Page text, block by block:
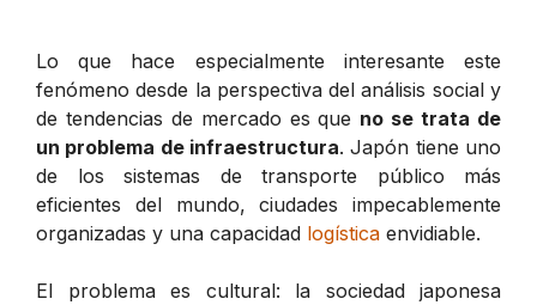
Lo que hace especialmente interesante este
fenómeno desde la perspectiva del análisis social y
de tendencias de mercado es que no se trata de
un problema de infraestructura. Japón tiene uno
de los sistemas de transporte público más
eficientes del mundo, ciudades impecablemente
organizadas y una capacidad logística envidiable.
El problema es cultural: la sociedad japonesa